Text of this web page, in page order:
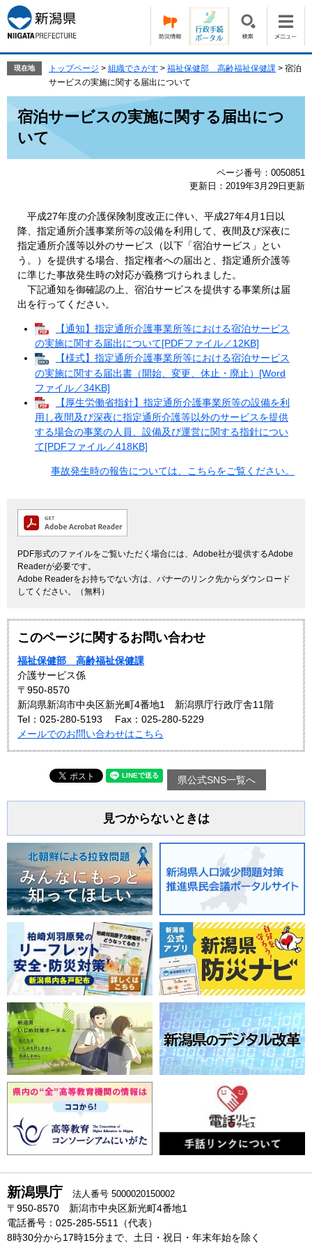
ー
ジ
の
で
す。
ニ
ュ
ー
ば
現在地 トップページ > 組織でさがす > 福祉保健部 高齢福祉保健課 > 宿泊
サービスの実施に関する届出について
宿泊サービスの実施に関する届出につ
いて
ページ番号：0050851
更新日：2019年3月29日更新
平成27年度の介護保険制度改正に伴い、平成27年4月1日以
降、指定通所介護事業所等の設備を利用して、夜間及び深夜に
指定通所介護等以外のサービス（以下「宿泊サービス」とい
う。）を提供する場合、指定権者への届出と、指定通所介護等
に準じた事故発生時の対応が義務づけられました。
下記通知を御確認の上、宿泊サービスを提供する事業所は届
出を行ってください。
【通知】指定通所介護事業所等における宿泊サービス
の実施に関する届出について[PDFファイル／12KB]
【様式】指定通所介護事業所等における宿泊サービス
の実施に関する届出書（開始、変更、休止・廃止）[Word
ファイル／34KB]
【厚生労働省指針】指定通所介護事業所等の設備を利
用し夜間及び深夜に指定通所介護等以外のサービスを提供
する場合の事業の人員、設備及び運営に関する指針につい
て[PDFファイル／418KB]
事故発生時の報告については、こちらをご覧ください。
PDF形式のファイルをご覧いただく場合には、Adobe社が提供するAdobe
Readerが必要です。
Adobe Readerをお持ちでない方は、バナーのリンク先からダウンロード
してください。（無料）
このページに関するお問い合わせ
福祉保健部 高齢福祉保健課
介護サービス係
〒950-8570
新潟県新潟市中央区新光町4番地1 新潟県庁行政庁舎11階
Tel：025-280-5193
Fax：025-280-5229
メールでのお問い合わせはこちら
県公式SNS一覧へ
見つからないときは
新潟県庁 法人番号 5000020150002
〒950-8570 新潟市中央区新光町4番地1
電話番号：025-285-5511（代表）
8時30分から17時15分まで、土日・祝日・年末年始を除く